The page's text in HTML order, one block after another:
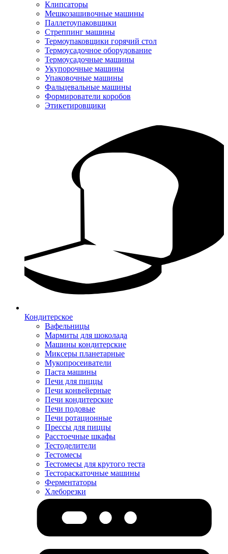
Клипсаторы
Мешкозашивочные машины
Паллетоупаковщики
Стреппинг машины
Термоупаковщики горячий стол
Термоусадочное оборудование
Термоусадочные машины
Укупорочные машины
Упаковочные машины
Фальцевальные машины
Формирователи коробов
Этикетировщики
Кондитерское
Вафельницы
Мармиты для шоколада
Машины кондитерские
Миксеры планетарные
Мукопросеиватели
Паста машины
Печи для пиццы
Печи конвейерные
Печи кондитерские
Печи подовые
Печи ротационные
Прессы для пиццы
Расстоечные шкафы
Тестоделители
Тестомесы
Тестомесы для крутого теста
Тестораскаточные машины
Ферментаторы
Хлеборезки